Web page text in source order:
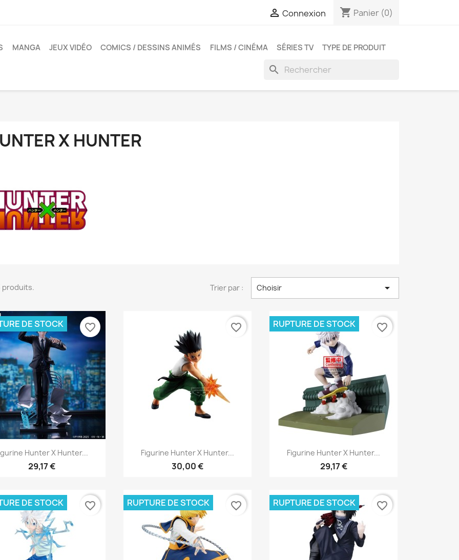
 Connexion shopping_cart Panier (0)
MANGA JEUX VIDÉO COMICS / DESSINS ANIMÉS FILMS / CINÉMA SÉRIES TV TYPE DE PRODUIT
search
X HUNTER
produits. Trier par : Choisir 
Aperçu rapide
Hunter X Hunter...
29,17 €
DE STOCK favorite_border
Aperçu rapide
Figurine Hunter X Hunter...
30,00 €
favorite_border
Aperçu rapide
Figurine Hunter X Hunter...
29,17 €
RUPTURE DE STOCK favorite_border
DE STOCK favorite_border RUPTURE DE STOCK favorite_border RUPTURE DE STOCK favorite_border